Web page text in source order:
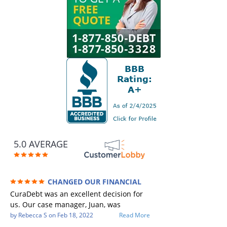
5.0 AVERAGE
CHANGED OUR FINANCIAL
FUTURE (credit 200 Points / 90 K in debt
GONE)
CuraDebt was an excellent decision for
us. Our case manager, Juan, was
incredible to work with. He and Julio
by Rebecca S on Feb 18, 2022 Read More